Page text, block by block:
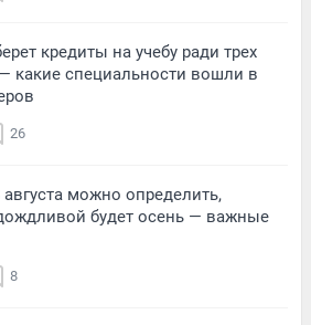
кредиты на учебу ради трех
какие специальности вошли в
26
можно определить,
будет осень — важные
8